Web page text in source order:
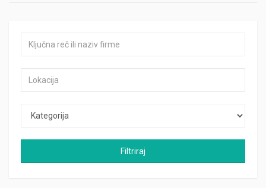
Filtriraj